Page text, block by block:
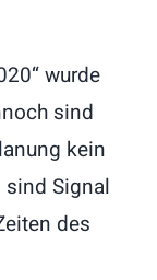
wurde
sind
kein
Signal
des